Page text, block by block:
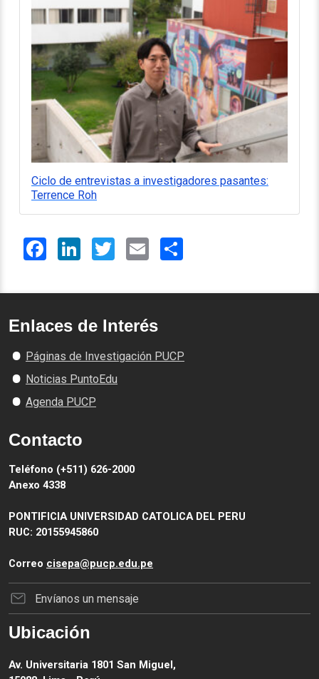
Ciclo de entrevistas a investigadores pasantes:
Terrence Roh
FacebookLinkedInTwitter Email
Enlaces de Interés
Páginas de Investigación PUCP
Noticias PuntoEdu
Agenda PUCP
Contacto
Teléfono (+511) 626-2000
Anexo 4338
PONTIFICIA UNIVERSIDAD CATOLICA DEL PERU
RUC: 20155945860
Correo cisepa@pucp.edu.pe
Envíanos un mensaje
Ubicación
Av. Universitaria 1801 San Miguel,